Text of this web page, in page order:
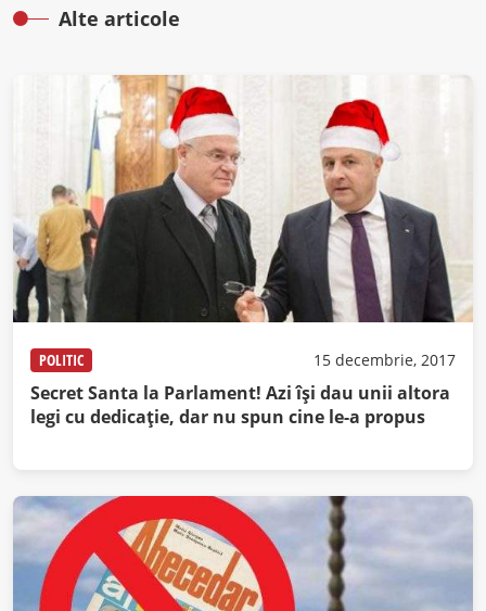
Alte articole
POLITIC 15 decembrie, 2017
Secret Santa la Parlament! Azi îşi dau unii altora
legi cu dedicaţie, dar nu spun cine le-a propus